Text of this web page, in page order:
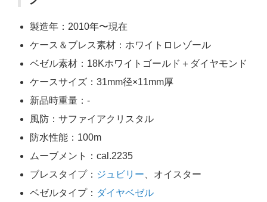
製造年：2010年〜現在
ケース＆ブレス素材：ホワイトロレゾール
ベゼル素材：18Kホワイトゴールド＋ダイヤモンド
ケースサイズ：31mm径×11mm厚
新品時重量：-
風防：サファイアクリスタル
防水性能：100m
ムーブメント：cal.2235
ブレスタイプ： ジュビリー 、オイスター
ベゼルタイプ： ダイヤベゼル